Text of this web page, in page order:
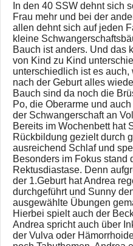
In den 40 SSW dehnt sich
Frau mehr und bei der
allen dehnt sich auf jeden
kleine
Bauch ist anders. Und das
von Kind zu Kind
unterschiedlich ist es
nach der Geburt alles
Bauch sind da noch die
Po, die Oberarme und
der Schwangerschaft an
Bereits im Wochenbett hat
Rückbildung gezielt durch
ausreichend Schlaf und
Besonders im Fokus stand
Rektusdiastase. Denn
der 1.Geburt hat Andrea
durchgeführt und Sunny
ausgewählte Übungen
Hierbei spielt auch der
Andrea spricht auch über
der Vulva oder